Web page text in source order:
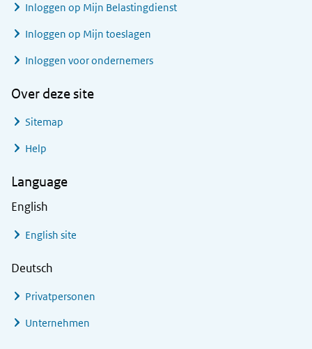
Inloggen op Mijn Belastingdienst
Inloggen op Mijn toeslagen
Inloggen voor ondernemers
Over deze site
Sitemap
Help
Language
English
English site
Deutsch
Privatpersonen
Unternehmen